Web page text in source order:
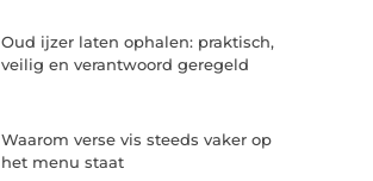
Oud ijzer laten ophalen: praktisch,
veilig en verantwoord geregeld
Waarom verse vis steeds vaker op
het menu staat